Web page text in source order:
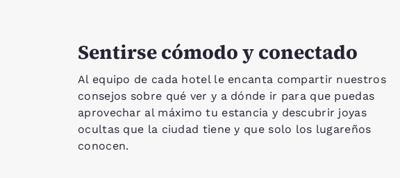
Sentirse cómodo y conectado
Al equipo de cada hotel le encanta compartir nuestros
consejos sobre qué ver y a dónde ir para que puedas
aprovechar al máximo tu estancia y descubrir joyas
ocultas que la ciudad tiene y que solo los lugareños
conocen.